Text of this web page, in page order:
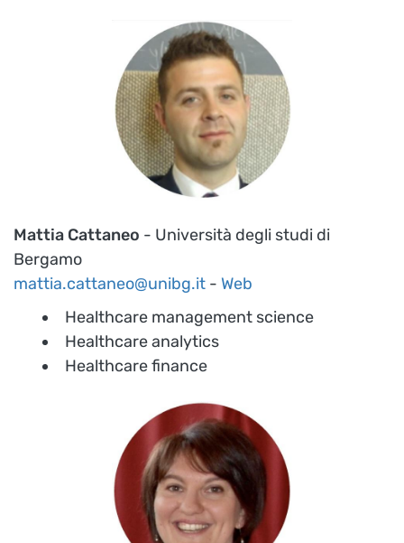
Mattia Cattaneo - Università degli studi di
Bergamo
mattia.cattaneo@unibg.it - Web
Healthcare management science
Healthcare analytics
Healthcare finance